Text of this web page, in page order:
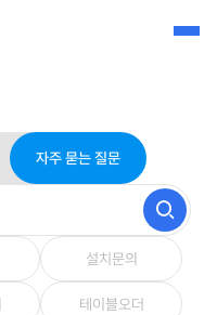
자주 묻는 질문
설치문의
테이블오더